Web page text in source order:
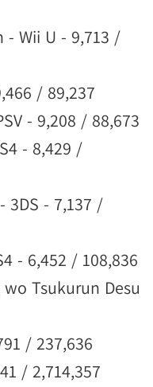
- Wii U - 9,713 /
/ 89,237
- 9,208 / 88,673
- 8,429 /
3DS - 7,137 /
- 6,452 / 108,836
Tsukurun Desu
/ 237,636
/ 2,714,357